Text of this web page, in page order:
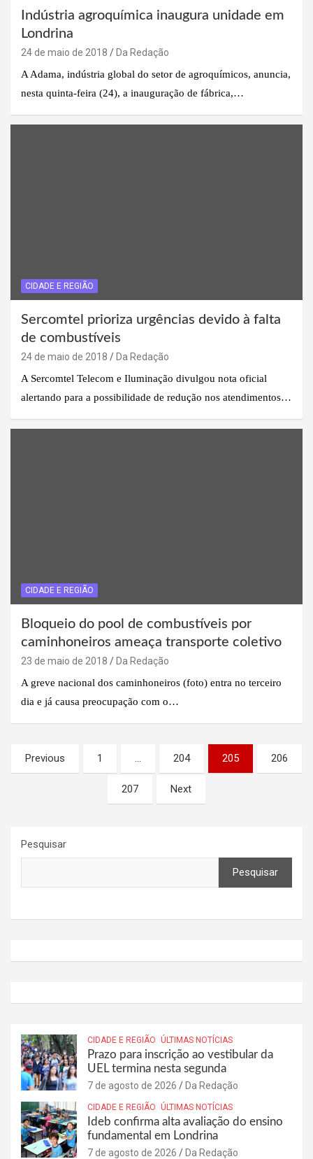
Indústria agroquímica inaugura unidade em
Londrina
24 de maio de 2018
Da Redação
A Adama, indústria global do setor de agroquímicos, anuncia,
nesta quinta-feira (24), a inauguração de fábrica,…
CIDADE E REGIÃO
Sercomtel prioriza urgências devido à falta
de combustíveis
24 de maio de 2018
Da Redação
A Sercomtel Telecom e Iluminação divulgou nota oficial
alertando para a possibilidade de redução nos atendimentos…
CIDADE E REGIÃO
Bloqueio do pool de combustíveis por
caminhoneiros ameaça transporte coletivo
23 de maio de 2018
Da Redação
A greve nacional dos caminhoneiros (foto) entra no terceiro
dia e já causa preocupação com o…
Paginação
de
Previous 1 … 204 205 206
207 Next
Pesquisar
Pesquisar
CIDADE E REGIÃO ÚLTIMAS NOTÍCIAS
Prazo para inscrição ao vestibular da
UEL termina nesta segunda
7 de agosto de 2026 Da Redação
CIDADE E REGIÃO ÚLTIMAS NOTÍCIAS
Ideb confirma alta avaliação do ensino
fundamental em Londrina
7 de agosto de 2026 Da Redação